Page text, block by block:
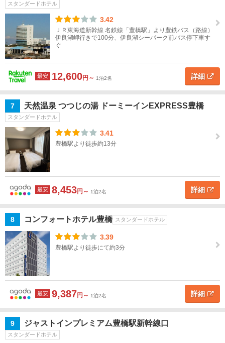
山・
井
豊
田・
瀬
戸・
渓
岡
崎・
三河
安
城・
刈谷
橋・
豊
川・
渥美
半島
豊
橋・
豊
渥美
半島
すべ
スタンダードホテル
3.42
ＪＲ東海道新幹線 名鉄線「豊橋駅」より豊鉄バス（路線）
伊良湖岬行きで100分、伊良湖シーパーク前バス停下車す
ぐ
最安 12,600円～ 1泊2名 詳細
7 天然温泉 つつじの湯 ドーミーインEXPRESS豊橋
スタンダードホテル
3.41
豊橋駅より徒歩約13分
最安 8,453円～ 1泊2名 詳細
8 コンフォートホテル豊橋 スタンダードホテル
3.39
豊橋駅より徒歩にて約3分
最安 9,387円～ 1泊2名 詳細
9 ジャストインプレミアム豊橋駅新幹線口
スタンダードホテル